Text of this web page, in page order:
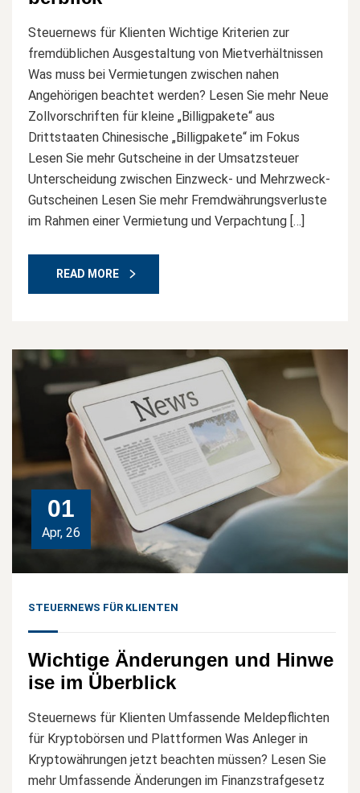
Steuernews für Klienten Wichtige Kriterien zur
fremdüblichen Ausgestaltung von Mietverhältnissen
Was muss bei Vermietungen zwischen nahen
Angehörigen beachtet werden? Lesen Sie mehr Neue
Zollvorschriften für kleine „Billigpakete“ aus
Drittstaaten Chinesische „Billigpakete“ im Fokus
Lesen Sie mehr Gutscheine in der Umsatzsteuer
Unterscheidung zwischen Einzweck- und Mehrzweck-
Gutscheinen Lesen Sie mehr Fremdwährungsverluste
im Rahmen einer Vermietung und Verpachtung […]
READ MORE
01
Apr, 26
STEUERNEWS FÜR KLIENTEN
Wichtige Änderungen und Hinwe
ise im Überblick
Steuernews für Klienten Umfassende Meldepflichten
für Kryptobörsen und Plattformen Was Anleger in
Kryptowährungen jetzt beachten müssen? Lesen Sie
mehr Umfassende Änderungen im Finanzstrafgesetz